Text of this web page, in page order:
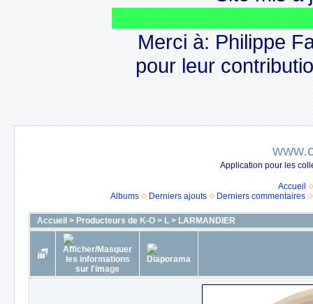
Merci à: Philippe
pour leur
Application pour les
Accueil
Albums
Derniers ajouts Derniers commentaires
Accueil > Producteurs de K-O > L > LARMANDIER